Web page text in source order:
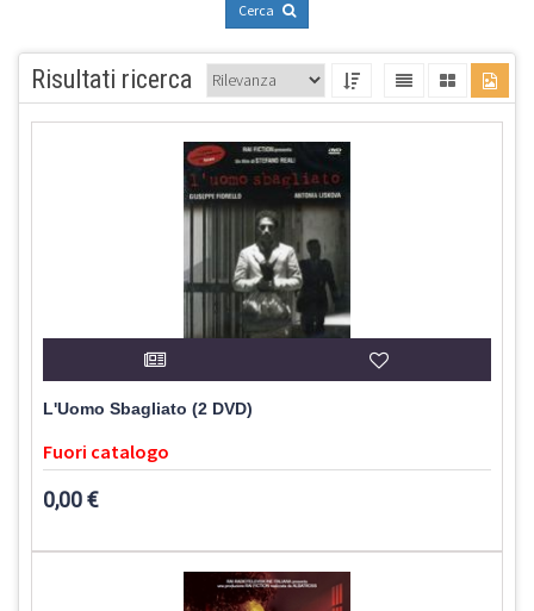
Cerca
Risultati ricerca
L'Uomo Sbagliato (2 DVD)
Fuori catalogo
0,00 €